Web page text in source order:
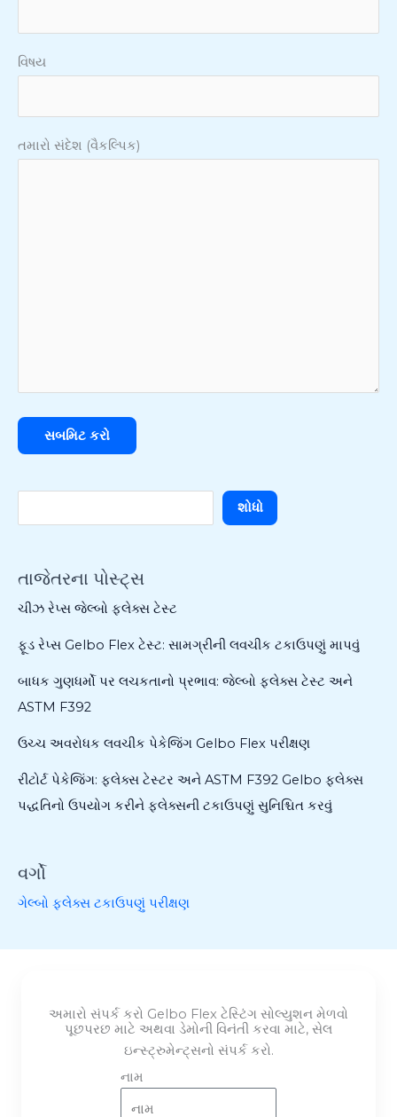
વિષય
તમારો સંદેશ (વૈકલ્પિક)
શોધો
તાજેતરના પોસ્ટ્સ
ચીઝ રેપ્સ જેલ્બો ફ્લેક્સ ટેસ્ટ
ફૂડ રેપ્સ Gelbo Flex ટેસ્ટ: સામગ્રીની લવચીક ટકાઉપણું માપવું
બાધક ગુણધર્મો પર લચકતાનો પ્રભાવ: જેલ્બો ફ્લેક્સ ટેસ્ટ અને
ASTM F392
ઉચ્ચ અવરોધક લવચીક પેકેજિંગ Gelbo Flex પરીક્ષણ
રીટોર્ટ પેકેજિંગ: ફ્લેક્સ ટેસ્ટર અને ASTM F392 Gelbo ફ્લેક્સ
પદ્ધતિનો ઉપયોગ કરીને ફ્લેક્સની ટકાઉપણું સુનિશ્ચિત કરવું
વર્ગો
ગેલ્બો ફ્લેક્સ ટકાઉપણું પરીક્ષણ
અમારો સંપર્ક કરો Gelbo Flex ટેસ્ટિંગ સોલ્યુશન મેળવો
પૂછપરછ માટે અથવા ડેમોની વિનંતી કરવા માટે, સેલ
ઇન્સ્ટ્રુમેન્ટ્સનો સંપર્ક કરો.
નામ